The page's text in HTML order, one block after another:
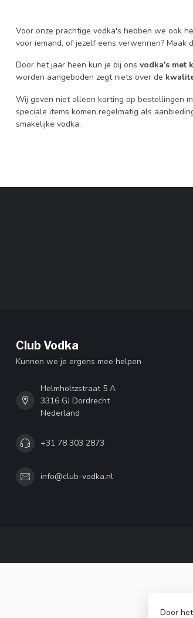
Voor onze prachtige vodka's hebben we ook
voor iemand, of jezelf eens verwennen? Maak
Door het jaar heen kun je bij ons vodka's met
worden aangeboden zegt niets over de
Wij geven niet alleen korting op bestellingen
speciale items komen regelmatig als
smakelijke vodka.
Club Vodka
Kunnen we je ergens mee helpen
Helmholtzstraat 5 A
3316 GJ Dordrecht
Nederland
+31 78 303 2873
info@club-vodka.nl
Door